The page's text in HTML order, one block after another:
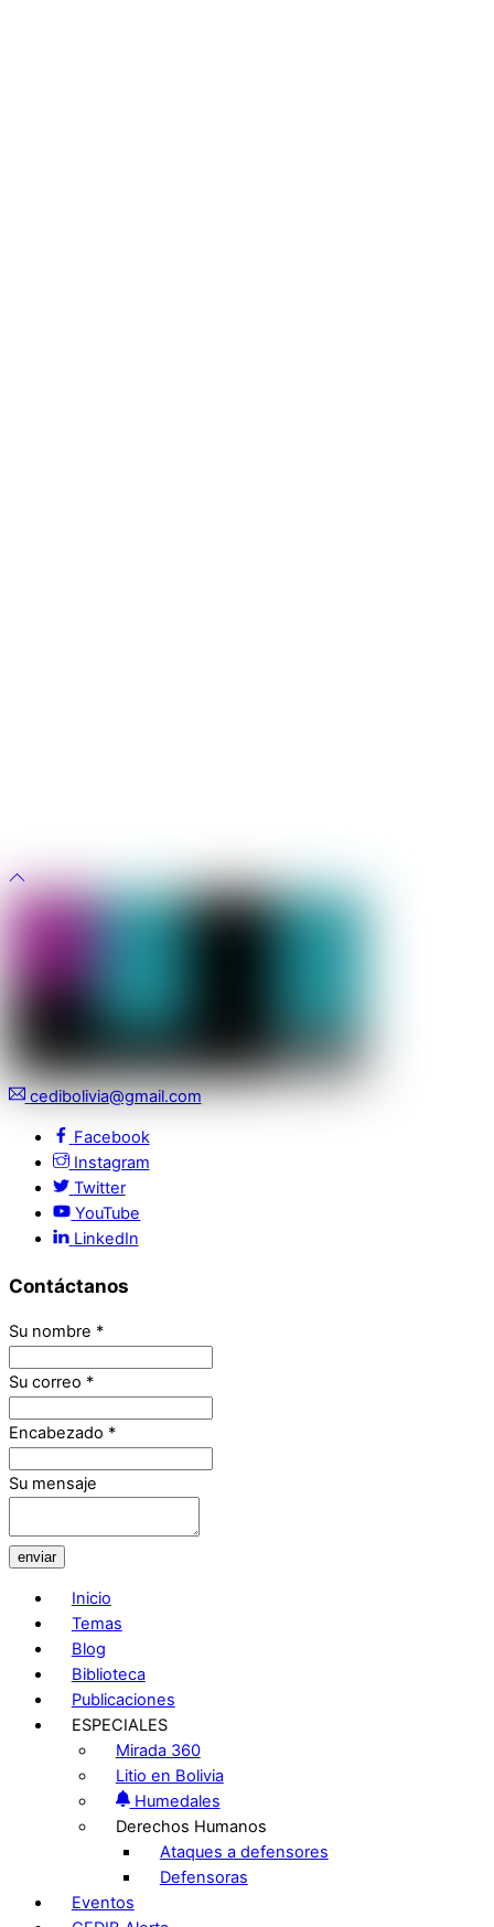
cedibolivia@gmail.com
Facebook
Instagram
Twitter
YouTube
LinkedIn
Contáctanos
Su nombre *
Su correo *
Encabezado *
Su mensaje
enviar
Inicio
Temas
Blog
Biblioteca
Publicaciones
ESPECIALES
Mirada 360
Litio en Bolivia
Humedales
Derechos Humanos
Ataques a defensores
Defensoras
Eventos